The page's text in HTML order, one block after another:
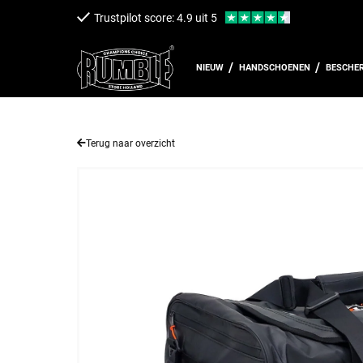
naar de contentTrustpilot score: 4.9 uit 5
NIEUW HANDSCHOENEN
Terug naar overzicht